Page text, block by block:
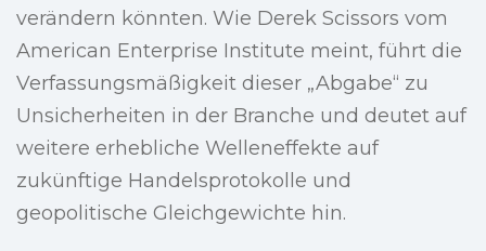
verändern könnten. Wie Derek Scissors vom
American Enterprise Institute meint, führt die
Verfassungsmäßigkeit dieser „Abgabe“ zu
Unsicherheiten in der Branche und deutet auf
weitere erhebliche Welleneffekte auf
zukünftige Handelsprotokolle und
geopolitische Gleichgewichte hin.